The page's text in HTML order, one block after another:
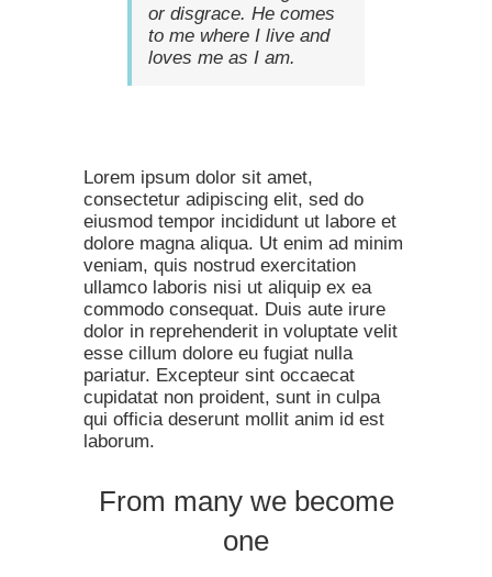
or disgrace. He comes
to me where I live and
loves me as I am.
Lorem ipsum dolor sit amet,
consectetur adipiscing elit, sed do
eiusmod tempor incididunt ut labore et
dolore magna aliqua. Ut enim ad minim
veniam, quis nostrud exercitation
ullamco laboris nisi ut aliquip ex ea
commodo consequat. Duis aute irure
dolor in reprehenderit in voluptate velit
esse cillum dolore eu fugiat nulla
pariatur. Excepteur sint occaecat
cupidatat non proident, sunt in culpa
qui officia deserunt mollit anim id est
laborum.
From many we become
one